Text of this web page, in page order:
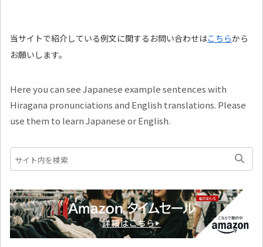
当サイトで紹介している例文に関するお問い合わせはこちらから
お願いします。
Here you can see Japanese example sentences with
Hiragana pronunciations and English translations. Please
use them to learn Japanese or English.